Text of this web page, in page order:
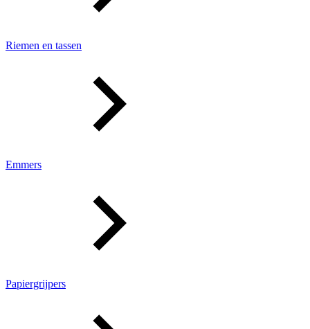
Riemen en tassen
Emmers
Papiergrijpers